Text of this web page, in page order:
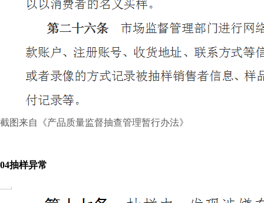
截图来自《产品质量监督抽查管理暂行办法》
04抽样异常